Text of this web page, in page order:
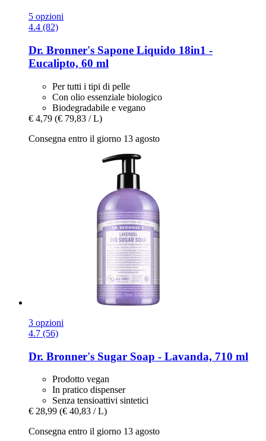
5 opzioni
4.4 (82)
Dr. Bronner's Sapone Liquido 18in1 -​
Eucalipto, 60 ml
Per tutti i tipi di pelle
Con olio essenziale biologico
Biodegradabile e vegano
€ 4,79 (€ 79,83 / L)
Consegna entro il giorno 13 agosto
3 opzioni
4.7 (56)
Dr. Bronner's Sugar Soap -​ Lavanda, 710 ml
Prodotto vegan
In pratico dispenser
Senza tensioattivi sintetici
€ 28,99 (€ 40,83 / L)
Consegna entro il giorno 13 agosto